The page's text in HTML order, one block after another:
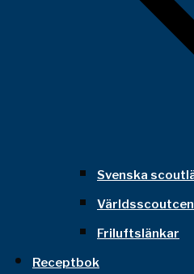
Svenska
Friluftslänkar
Receptbok